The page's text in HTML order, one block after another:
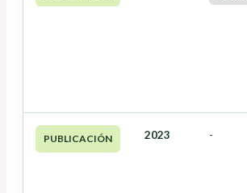
PUBLICACIÓN 2023 -